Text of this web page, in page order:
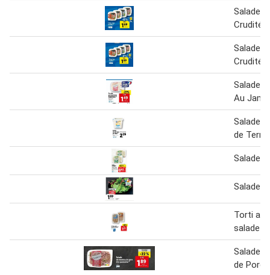
Salade
Crudités
Salade
Crudités
Salade
Au
Salade
de Terre
Salade
Salade
Torti au
salade
Salade
de Porc